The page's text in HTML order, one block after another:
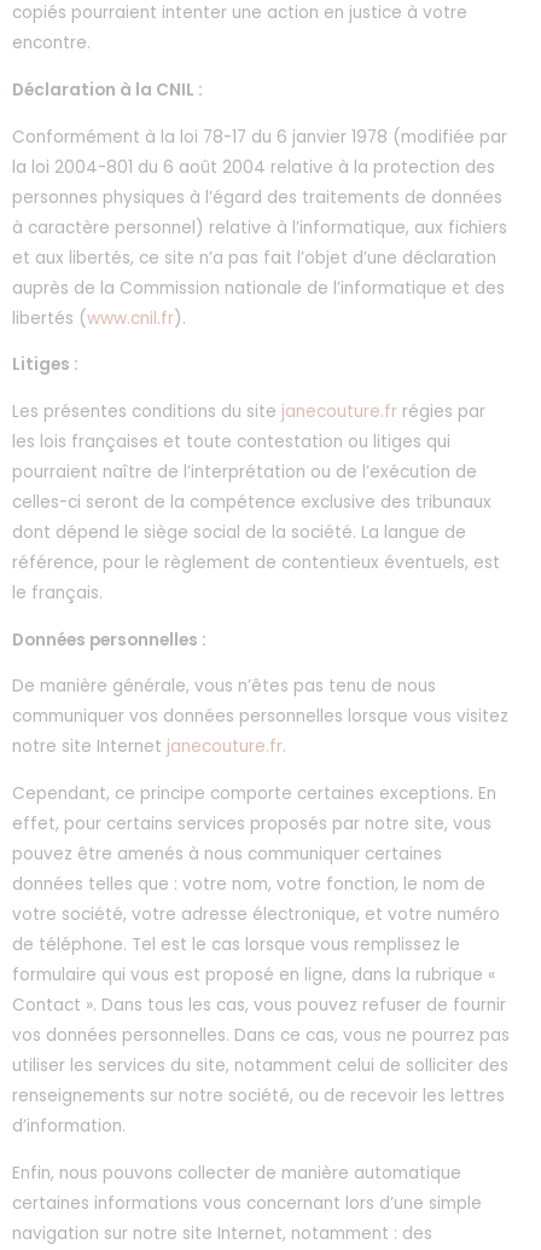
copiés pourraient intenter une action en justice à votre
encontre.
Déclaration à la CNIL :
Conformément à la loi 78-17 du 6 janvier 1978 (modifiée par
la loi 2004-801 du 6 août 2004 relative à la protection des
personnes physiques à l’égard des traitements de données
à caractère personnel) relative à l’informatique, aux fichiers
et aux libertés, ce site n’a pas fait l’objet d’une déclaration
auprès de la Commission nationale de l’informatique et des
libertés (www.cnil.fr).
Litiges :
Les présentes conditions du site janecouture.fr régies par
les lois françaises et toute contestation ou litiges qui
pourraient naître de l’interprétation ou de l’exécution de
celles-ci seront de la compétence exclusive des tribunaux
dont dépend le siège social de la société. La langue de
référence, pour le règlement de contentieux éventuels, est
le français.
Données personnelles :
De manière générale, vous n’êtes pas tenu de nous
communiquer vos données personnelles lorsque vous visitez
notre site Internet janecouture.fr.
Cependant, ce principe comporte certaines exceptions. En
effet, pour certains services proposés par notre site, vous
pouvez être amenés à nous communiquer certaines
données telles que : votre nom, votre fonction, le nom de
votre société, votre adresse électronique, et votre numéro
de téléphone. Tel est le cas lorsque vous remplissez le
formulaire qui vous est proposé en ligne, dans la rubrique «
Contact ». Dans tous les cas, vous pouvez refuser de fournir
vos données personnelles. Dans ce cas, vous ne pourrez pas
utiliser les services du site, notamment celui de solliciter des
renseignements sur notre société, ou de recevoir les lettres
d’information.
Enfin, nous pouvons collecter de manière automatique
certaines informations vous concernant lors d’une simple
navigation sur notre site Internet, notamment : des